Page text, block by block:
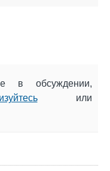
в обсуждении,
или